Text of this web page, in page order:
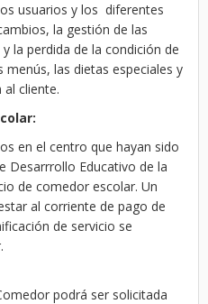
usuarios y los diferentes
la gestión de las
la perdida de la condición de
las dietas especiales y
cliente.
en el centro que hayan sido
Desarrrollo Educativo de la
de comedor escolar. Un
al corriente de pago de
de servicio se
podrá ser solicitada